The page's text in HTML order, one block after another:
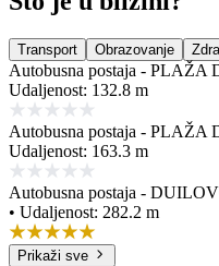
Transport Obrazovanje
Autobusna postaja - PLAŽA
Udaljenost: 132.8 m
Autobusna postaja - PLAŽA
Udaljenost: 163.3 m
Autobusna postaja -
• Udaljenost: 282.2 m
Prikaži sve